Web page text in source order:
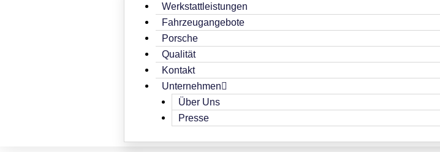
Werkstattleistungen
Fahrzeugangebote
Porsche
Qualität
Kontakt
Unternehmen
Über Uns
Presse